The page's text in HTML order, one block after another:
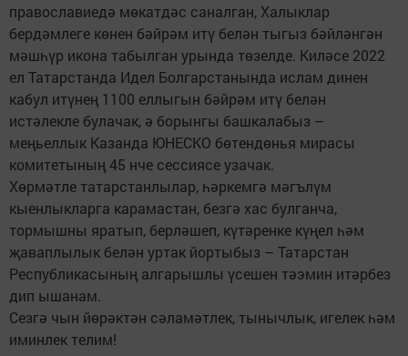
православиедә мөкатдәс саналган, Халыклар
бердәмлеге көнен бәйрәм итү белән тыгыз бәйләнгән
мәшһүр икона табылган урында төзелде. Киләсе 2022
ел Татарстанда Идел Болгарстанында ислам динен
кабул итүнең 1100 еллыгын бәйрәм итү белән
истәлекле булачак, ә борынгы башкалабыз –
меңьеллык Казанда ЮНЕСКО бөтендөнья мирасы
комитетының 45 нче сессиясе узачак.
Хөрмәтле татарстанлылар, һәркемгә мәгълүм
кыенлыкларга карамастан, безгә хас булганча,
тормышны яратып, берләшеп, күтәренке күңел һәм
җаваплылык белән уртак йортыбыз – Татарстан
Республикасының алгарышлы үсешен тәэмин итәрбез
дип ышанам.
Сезгә чын йөрәктән сәламәтлек, тынычлык, игелек һәм
иминлек телим!